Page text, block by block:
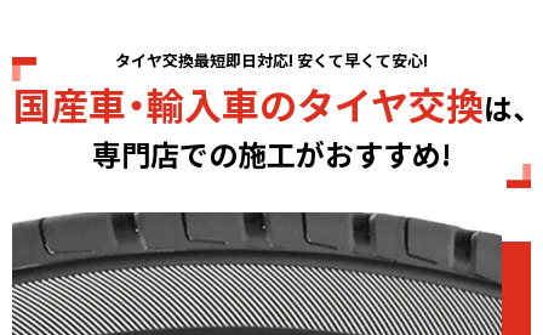
タイヤ交換最短即日対応! 安くて早くて安心!
国産車・輸入車のタイヤ交換は、
専門店での施工がおすすめ!